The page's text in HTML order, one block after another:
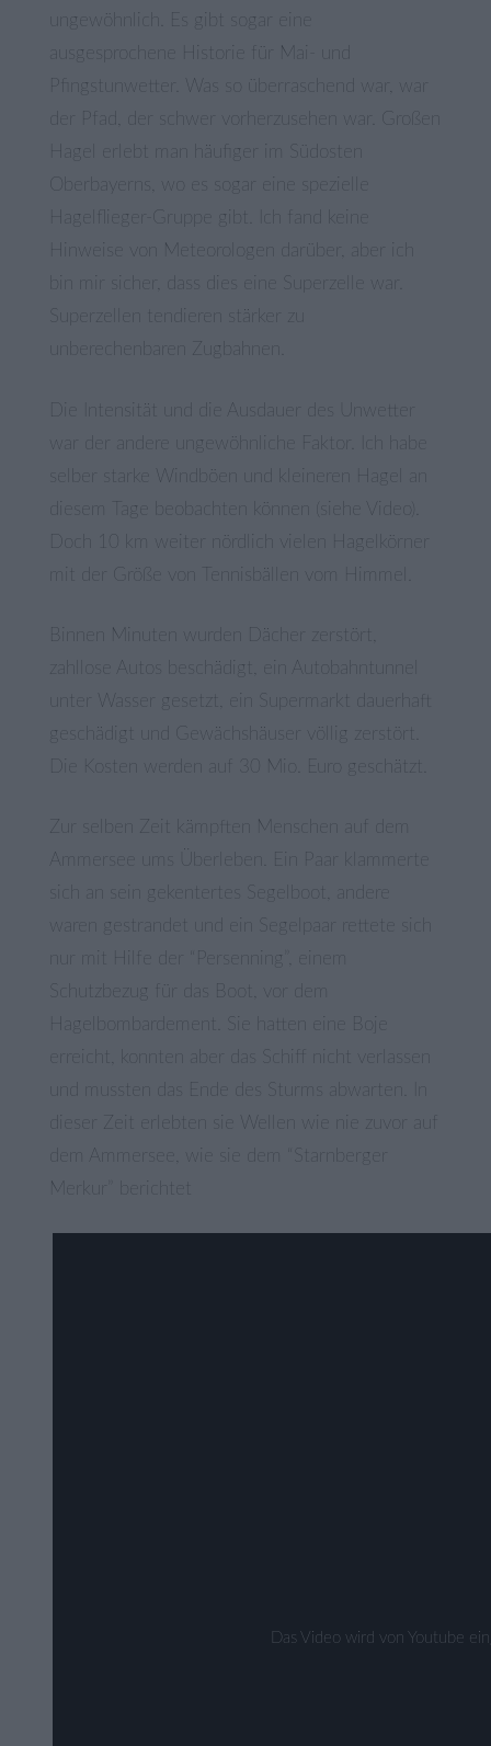
ungewöhnlich. Es gibt sogar eine
ausgesprochene Historie für Mai- und
Pfingstunwetter. Was so überraschend war, war
der Pfad, der schwer vorherzusehen war. Großen
Hagel erlebt man häufiger im Südosten
Oberbayerns, wo es sogar eine spezielle
Hagelflieger-Gruppe gibt. Ich fand keine
Hinweise von Meteorologen darüber, aber ich
bin mir sicher, dass dies eine Superzelle war.
Superzellen tendieren stärker zu
unberechenbaren Zugbahnen.
Die Intensität und die Ausdauer des Unwetter
war der andere ungewöhnliche Faktor. Ich habe
selber starke Windböen und kleineren Hagel an
diesem Tage beobachten können (siehe Video).
Doch 10 km weiter nördlich vielen Hagelkörner
mit der Größe von Tennisbällen vom Himmel.
Binnen Minuten wurden Dächer zerstört,
zahllose Autos beschädigt, ein Autobahntunnel
unter Wasser gesetzt, ein Supermarkt dauerhaft
geschädigt und Gewächshäuser völlig zerstört.
Die Kosten werden auf 30 Mio. Euro geschätzt.
Zur selben Zeit kämpften Menschen auf dem
Ammersee ums Überleben. Ein Paar klammerte
sich an sein gekentertes Segelboot, andere
waren gestrandet und ein Segelpaar rettete sich
nur mit Hilfe der “Persenning”, einem
Schutzbezug für das Boot, vor dem
Hagelbombardement. Sie hatten eine Boje
und mussten das Ende des Sturms abwarten. In
dieser Zeit erlebten sie Wellen wie nie zuvor auf
dem Ammersee, wie sie dem “Starnberger
Merkur” berichtet
Das Video wird von Youtube